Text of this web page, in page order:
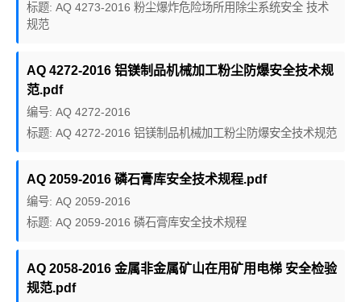
标题: AQ 4273-2016 粉尘爆炸危险场所用除尘系统安全 技术
规范
AQ 4272-2016 铝镁制品机械加工粉尘防爆安全技术规
范.pdf
编号: AQ 4272-2016
标题: AQ 4272-2016 铝镁制品机械加工粉尘防爆安全技术规范
AQ 2059-2016 磷石膏库安全技术规程.pdf
编号: AQ 2059-2016
标题: AQ 2059-2016 磷石膏库安全技术规程
AQ 2058-2016 金属非金属矿山在用矿用电梯 安全检验
规范.pdf